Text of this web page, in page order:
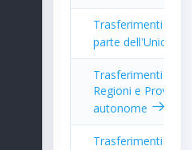
Trasferimenti
parte dell'Unione
Trasferimenti
Regioni e Province
autonome
Trasferimenti